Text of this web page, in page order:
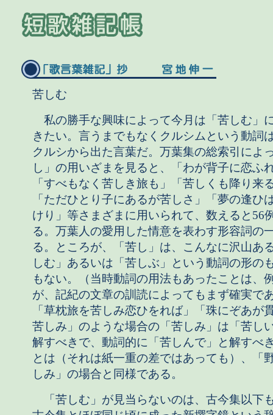
苦しむ
私の勝手な興味によって今月は「苦しむ」
きたい。言うまでもなくクルシムという動詞
クルシから出た言葉だ。万葉集の総索引によ
し」の用いざまを見ると、「わが背子に恋ふ
「すべもなく苦しき旅も」「苦しくも降り来
「ただひとり子にあるが苦しさ」「夢の逢ひ
けり」等さまざまに用いられて、数えると56
る。万葉人の愛用した情意を表わす形容詞の
る。ところが、「苦し」は、こんなに沢山あ
しむ」あるいは「苦しぶ」という動詞の形の
もない。（当時動詞の用法もあったことは、
が、記紀の文章の訓読によってもまず確実で
「草枕旅を苦しみ恋ひをれば」「珠にぞあが
苦しみ」のような場合の「苦しみ」は「苦し
解すべきで、動詞的に「苦しんで」と解すべ
とは（それは紙一重の差ではあっても）、「
しみ」の場合と同様である。
「苦しむ」が見当らないのは、古今集以下